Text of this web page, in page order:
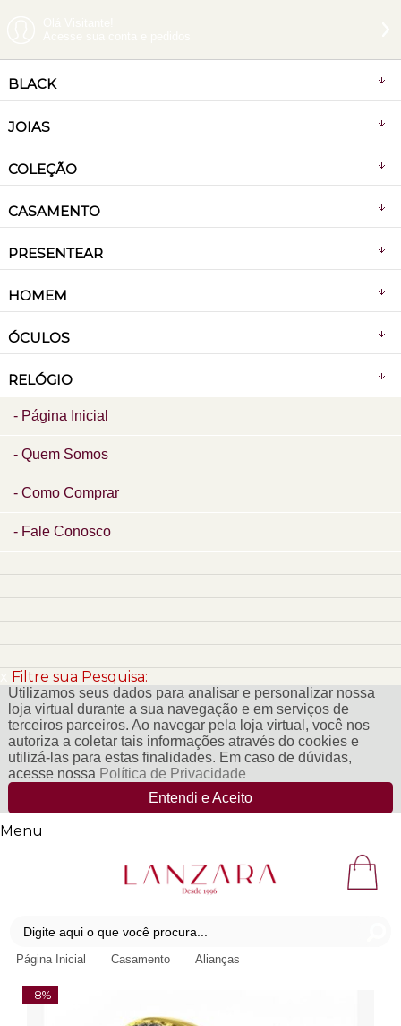
BLACK
JOIAS
COLEÇÃO
CASAMENTO
PRESENTEAR
HOMEM
ÓCULOS
RELÓGIO
Página Inicial
Quem Somos
Como Comprar
Fale Conosco
Filtre sua Pesquisa:
Utilizamos seus dados para analisar e personalizar nossa
loja virtual durante a sua navegação e em serviços de
terceiros parceiros. Ao navegar pela loja virtual, você nos
autoriza a coletar tais informações através do cookies e
utilizá-las para estas finalidades. Em caso de dúvidas,
acesse nossa Política de Privacidade
Entendi e Aceito
Menu
Página Inicial Casamento Alianças
-8%